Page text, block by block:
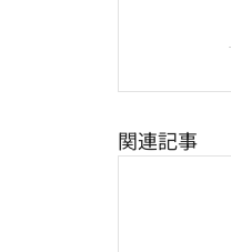
関連記事